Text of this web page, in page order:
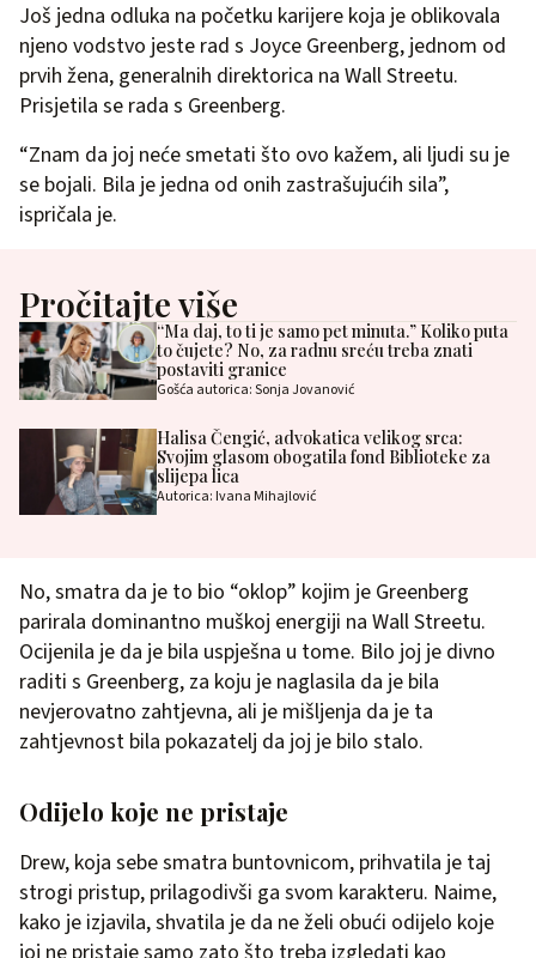
Još jedna odluka na početku karijere koja je oblikovala
njeno vodstvo jeste rad s Joyce Greenberg, jednom od
prvih žena, generalnih direktorica na Wall Streetu.
Prisjetila se rada s Greenberg.
“Znam da joj neće smetati što ovo kažem, ali ljudi su je
se bojali. Bila je jedna od onih zastrašujućih sila”,
ispričala je.
Pročitajte više
“Ma daj, to ti je samo pet minuta.” Koliko puta
to čujete? No, za radnu sreću treba znati
postaviti granice
Gošća autorica: Sonja Jovanović
Halisa Čengić, advokatica velikog srca:
Svojim glasom obogatila fond Biblioteke za
slijepa lica
Autorica: Ivana Mihajlović
No, smatra da je to bio “oklop” kojim je Greenberg
parirala dominantno muškoj energiji na Wall Streetu.
Ocijenila je da je bila uspješna u tome. Bilo joj je divno
raditi s Greenberg, za koju je naglasila da je bila
nevjerovatno zahtjevna, ali je mišljenja da je ta
zahtjevnost bila pokazatelj da joj je bilo stalo.
Odijelo koje ne pristaje
Drew, koja sebe smatra buntovnicom, prihvatila je taj
strogi pristup, prilagodivši ga svom karakteru. Naime,
kako je izjavila, shvatila je da ne želi obući odijelo koje